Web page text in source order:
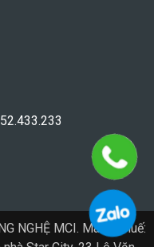
NGHỆ MCI. Mã số thuế: